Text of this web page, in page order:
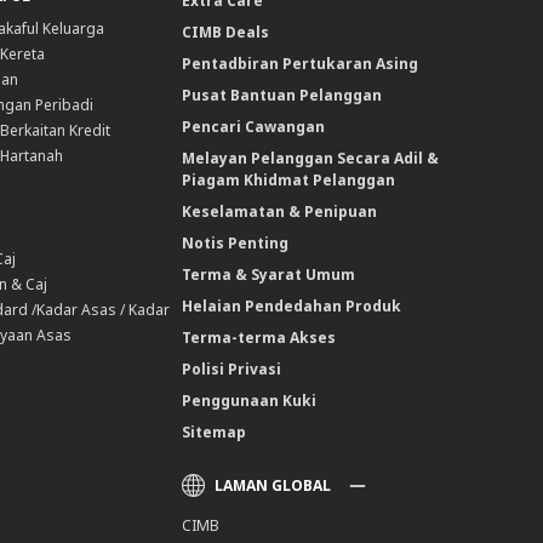
Keluarga
Peribadi
Kredit
& Caj
/Kadar Asas / Kadar
Asas
CIMB Deals
Pentadbiran Pertukaran Asing
Pusat Bantuan Pelanggan
Pencari Cawangan
Melayan Pelanggan Secara Adil &
Piagam Khidmat Pelanggan
Keselamatan & Penipuan
Notis Penting
Terma & Syarat Umum
Helaian Pendedahan Produk
Terma-terma Akses
Polisi Privasi
Penggunaan Kuki
Sitemap
LAMAN GLOBAL
CIMB